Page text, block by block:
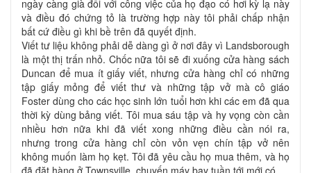
ngày càng già đối với công việc của họ đạo có hơi kỳ lạ này
và điều đó chứng tỏ là trường hợp này tôi phải chấp nhận
bất cứ điều gì khi bề trên đã quyết định.
Viết tư liệu không phải dễ dàng gì ở nơi đây vì Landsborough
là một thị trấn nhỏ. Chốc nữa tôi sẽ đi xuống cửa hàng sách
Duncan để mua ít giấy viết, nhưng cửa hàng chỉ có những
tập giấy mỏng để viết thư và những tập vở mà cô giáo
Foster dùng cho các học sinh lớn tuổi hơn khi các em đã qua
thời kỳ dùng bảng viết. Tôi mua sáu tập và hy vọng còn cần
nhiều hơn nữa khi đã viết xong những điều cần nói ra,
nhưng trong cửa hàng chỉ còn vỏn vẹn chín tập vở nên
không muốn làm họ kẹt. Tôi đã yêu cầu họ mua thêm, và họ
đã đặt hàng ở Townsville, chuyến máy bay tuần tới mới có.